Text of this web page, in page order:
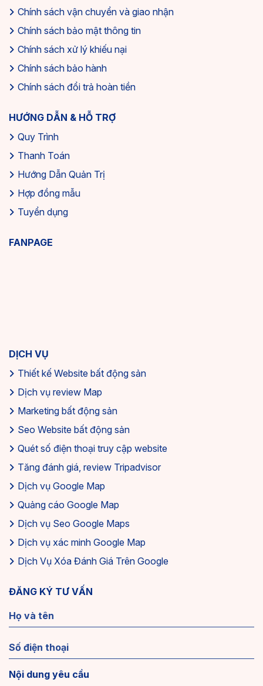
Chính sách vận chuyển và giao nhận
Chính sách bảo mật thông tin
Chính sách xử lý khiếu nại
Chính sách bảo hành
Chính sách đổi trả hoàn tiền
HƯỚNG DẪN & HỖ TRỢ
Quy Trình
Thanh Toán
Hướng Dẫn Quản Trị
Hợp đồng mẫu
Tuyển dụng
FANPAGE
DỊCH VỤ
Thiết kế Website bất động sản
Dịch vụ review Map
Marketing bất động sản
Seo Website bất động sản
Quét số điện thoại truy cập website
Tăng đánh giá, review Tripadvisor
Dịch vụ Google Map
Quảng cáo Google Map
Dịch vụ Seo Google Maps
Dịch vụ xác minh Google Map
Dịch Vụ Xóa Đánh Giá Trên Google
ĐĂNG KÝ TƯ VẤN